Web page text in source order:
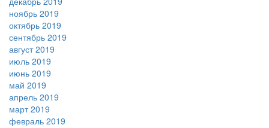
ноябрь 2019
октябрь 2019
сентябрь 2019
август 2019
июль 2019
июнь 2019
май 2019
апрель 2019
март 2019
февраль 2019